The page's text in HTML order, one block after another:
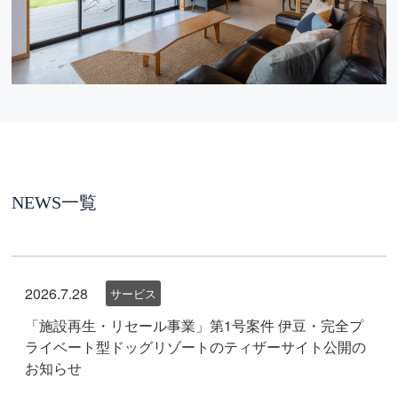
NEWS一覧
2026.7.28 サービス
「施設再生・リセール事業」第1号案件 伊豆・完全プ
ライベート型ドッグリゾートのティザーサイト公開の
お知らせ